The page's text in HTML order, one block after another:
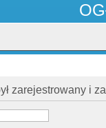
zarejestrowany i